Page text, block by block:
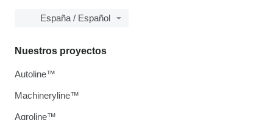
España / Español
Nuestros proyectos
Autoline™
Machineryline™
Agroline™